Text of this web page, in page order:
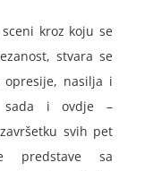
kroz koju se
stvara se
nasilja i
sada i ovdje –
svih pet
predstave sa